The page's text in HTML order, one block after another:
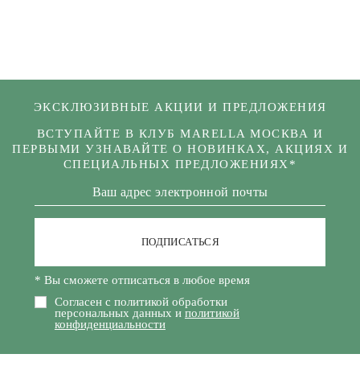
ЭКСКЛЮЗИВНЫЕ АКЦИИ И ПРЕДЛОЖЕНИЯ
ВСТУПАЙТЕ В КЛУБ MARELLA МОСКВА И
ПЕРВЫМИ УЗНАВАЙТЕ О НОВИНКАХ, АКЦИЯХ И
СПЕЦИАЛЬНЫХ ПРЕДЛОЖЕНИЯХ*
ПОДПИСАТЬСЯ
Согласен с политикой обработки
персональных данных и политикой
конфиденциальности
* Вы сможете отписаться в любое время